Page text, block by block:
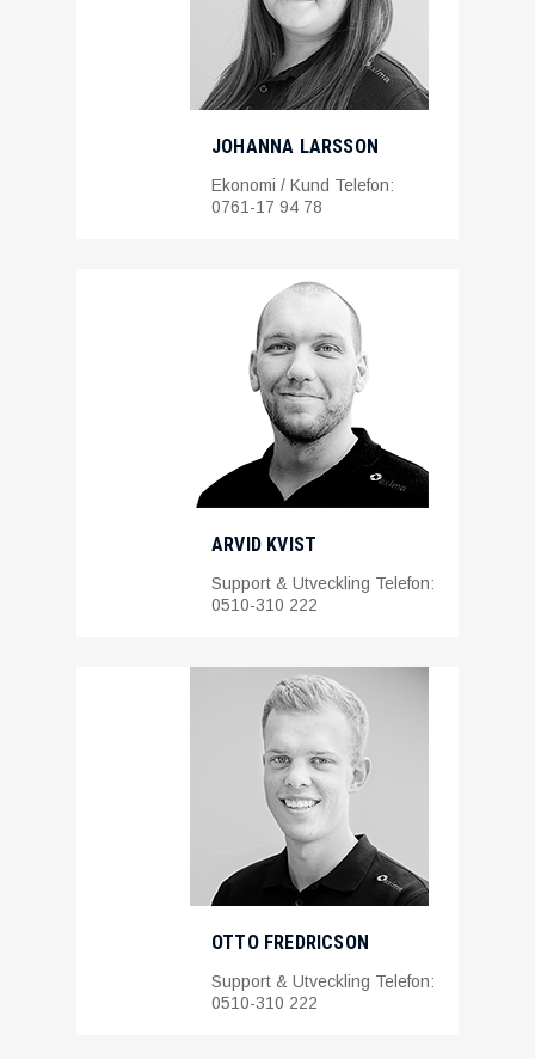
JOHANNA LARSSON
Ekonomi / Kund Telefon:
0761-17 94 78
ARVID KVIST
Support & Utveckling Telefon:
0510-310 222
OTTO FREDRICSON
Support & Utveckling Telefon:
0510-310 222